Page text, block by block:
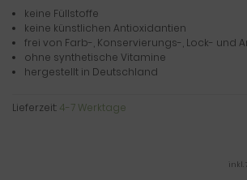
keine Füllstoffe
keine künstlichen Antioxidantien
frei von Farb-, Konservierungs-, Lock- und
ohne synthetische Vitamine
hergestellt in Deutschland
Lieferzeit: 4-7 Werktage
inkl.